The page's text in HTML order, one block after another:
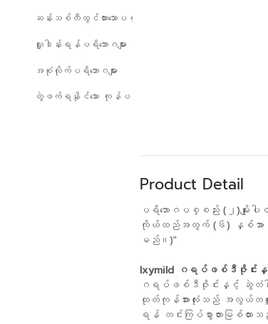
ဆန်းသစ်တီထွင်ထားသောပစ္စည်းများ
လှူဒါန်းရန်ပရိဘောဂများ
အစုံလိုက်ပရိဘောဂများ
တွဲဖက်ရနိုင်သော ကုန်ပစ္စည်းများ
Product Detail
ပရိဘောဂပစ္စည်း (၂)မျိုး
ကိုယ်ထည်အတွက် (၆) နှစ်အာမခံ
မည်။)"
Ixymild ဂရပ်ဖစ်ဒီဇိုင်း
ဂရပ်ဖစ်ဒီဇိုင်းနှင့် ဆွဲတံခ
ထုတ်ကုန်အားလုံးသည် အလွယ်တ
ရန် တင်းကြပ်စွာတားမြစ်